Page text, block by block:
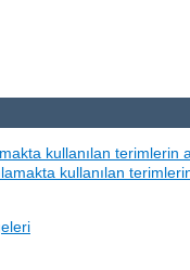
kullanılan terimlerin
kullanılan